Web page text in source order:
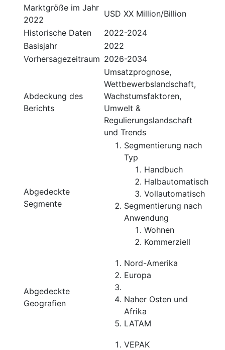
Marktgröße im Jahr
2022
USD XX Million/Billion
Historische Daten
2022-2024
Basisjahr
2022
Vorhersagezeitraum 2026-2034
Abdeckung des
Berichts
Umsatzprognose,
Wettbewerbslandschaft,
Wachstumsfaktoren,
Umwelt &
Regulierungslandschaft
und Trends
Abgedeckte
Segmente
Segmentierung nach
Typ
Handbuch
Halbautomatisch
Vollautomatisch
Segmentierung nach
Anwendung
Wohnen
Kommerziell
Abgedeckte
Geografien
Nord-Amerika
Europa
Naher Osten und
Afrika
LATAM
VEPAK